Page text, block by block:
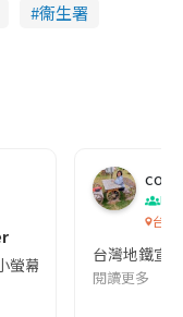
衞生署
螢幕啦!這次的劇本改編
co
吹
台灣
台灣地鐵宣
閱讀更多